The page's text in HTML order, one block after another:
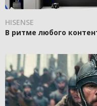
HISENSE
В ритме любого